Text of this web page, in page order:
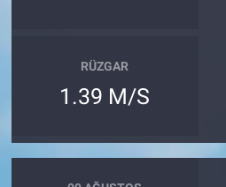
RÜZGAR
1.39 M/S